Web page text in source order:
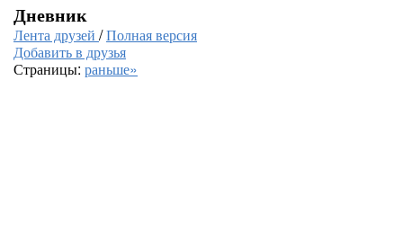
Дневник
Лента друзей /Полная версия
Добавить в друзья
Страницы: раньше»